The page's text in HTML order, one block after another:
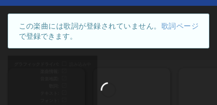
この楽曲には歌詞が登録されていません。 歌詞ページ
で登録できます。